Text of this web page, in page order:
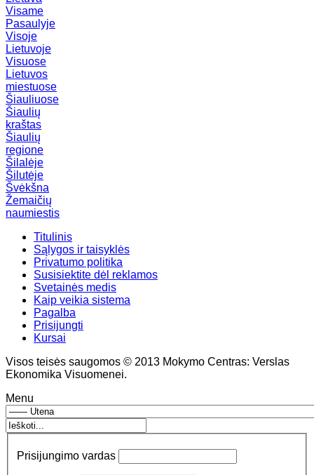
Visame
Pasaulyje
Visoje
Lietuvoje
Visuose
Lietuvos
miestuose
Šiauliuose
Šiaulių
kraštas
Šiaulių
regione
Šilalėje
Šilutėje
Švėkšna
Žemaičių
naumiestis
Titulinis
Sąlygos ir taisyklės
Privatumo politika
Susisiektite dėl reklamos
Svetainės medis
Kaip veikia sistema
Pagalba
Prisijungti
Kursai
Visos teisės saugomos © 2013 Mokymo Centras: Verslas
Ekonomika Visuomenei.
Menu
Prisijungimo vardas